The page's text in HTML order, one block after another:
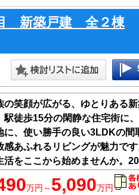
新築戸建 全２棟
の笑顔が広がる、ゆとりある
駅徒歩15分の閑静な住宅街に
に、使い勝手の良い3LDKの間
感あふれるリビングが魅力で
活をここから始めませんか。
な品質の住まいを、ぜひ現地
は住宅性能表示制度の６項目
万円～ 5,090万円